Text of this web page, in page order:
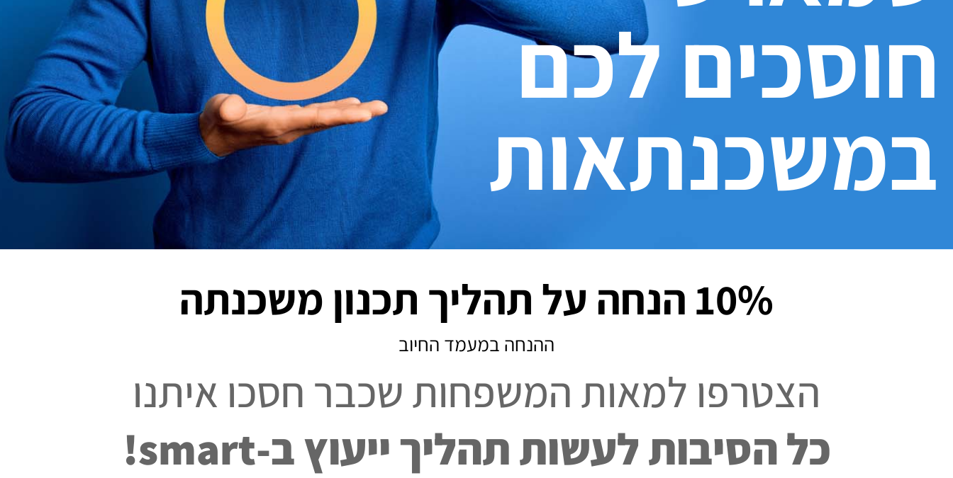
חוסכים לכם
במשכנתאות
10% הנחה על תהליך תכנון משכנתה
ההנחה במעמד החיוב
הצטרפו למאות המשפחות שכבר חסכו איתנו
כל הסיבות לעשות תהליך ייעוץ ב-smart!